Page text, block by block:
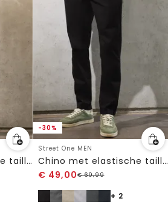
Chino met elastische tailleband
-30%
Street One MEN
Chino met elastische tailleband
€ 49,00€69,99
+ 2